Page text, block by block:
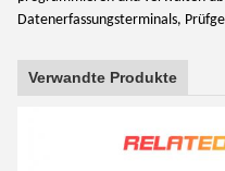
Datenerfassungsterminals,
Verwandte Produkte